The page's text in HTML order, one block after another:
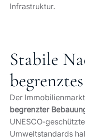
Infrastruktur.
Stabile
Der
begrenzter
Umweltstandards